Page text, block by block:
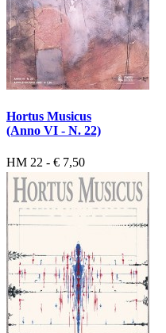
Hortus Musicus
(Anno VI - N. 22)
HM 22 - € 7,50